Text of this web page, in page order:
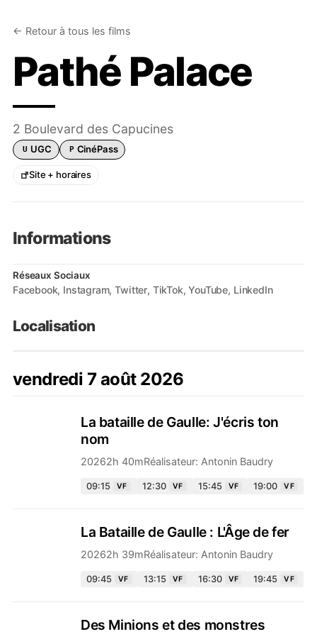
← Retour à tous les films
Pathé Palace
2 Boulevard des Capucines
Carte UGC acceptée
U UGC Pathé CinéPass accepté
P CinéPass
Site + horaires
Informations
Réseaux Sociaux
Facebook Instagram Twitter TikTok YouTube LinkedIn
Localisation
vendredi 7 août 2026
La bataille de Gaulle: J'écris ton
nom
20262h 40mRéalisateur: Antonin Baudry
09:15 VF 12:30 VF 15:45 VF 19:00 VF
La Bataille de Gaulle : L'Âge de fer
20262h 39mRéalisateur: Antonin Baudry
09:45 VF 13:15 VF 16:30 VF 19:45 VF
Des Minions et des monstres